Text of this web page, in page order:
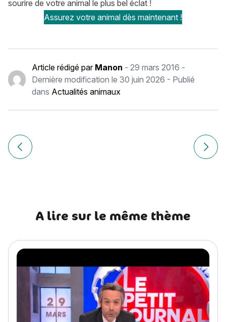
sourire de votre animal le plus bel éclat !
Assurez votre animal dès maintenant !
Article rédigé par Manon -29 mars 2016 -
Dernière modification le30 juin 2026 - Publié
dans Actualités animaux
Navigation
de
Article précédent Comment rendre mon chat heureux ?
Article
A lire sur le même thème